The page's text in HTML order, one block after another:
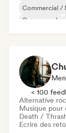
Commercial /
Garage rock
< 100
Alternative
Musique pour
Death /
Ecrire des